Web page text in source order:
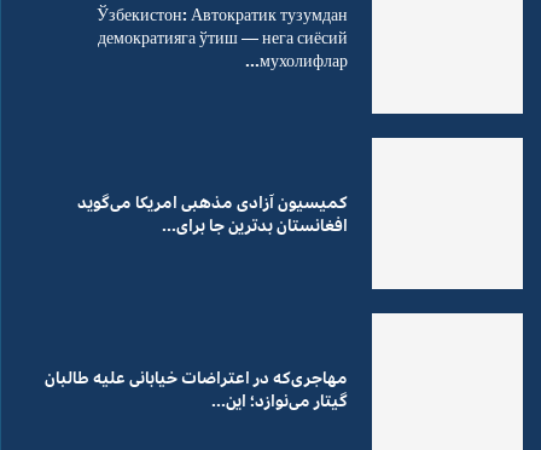
Ўзбекистон: Автократик тузумдан
демократияга ўтиш — нега сиёсий
мухолифлар...
کمیسیون آزادی مذهبی امریکا می‌گوید
افغانستان بدترین جا برای...
مهاجری‌که در اعتراضات خیابانی علیه طالبان
گیتار می‌نوازد؛ این...